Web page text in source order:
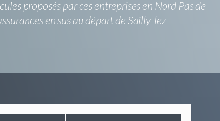
proposés par ces entreprises en Nord Pas de
en sus au départ de Sailly-lez-